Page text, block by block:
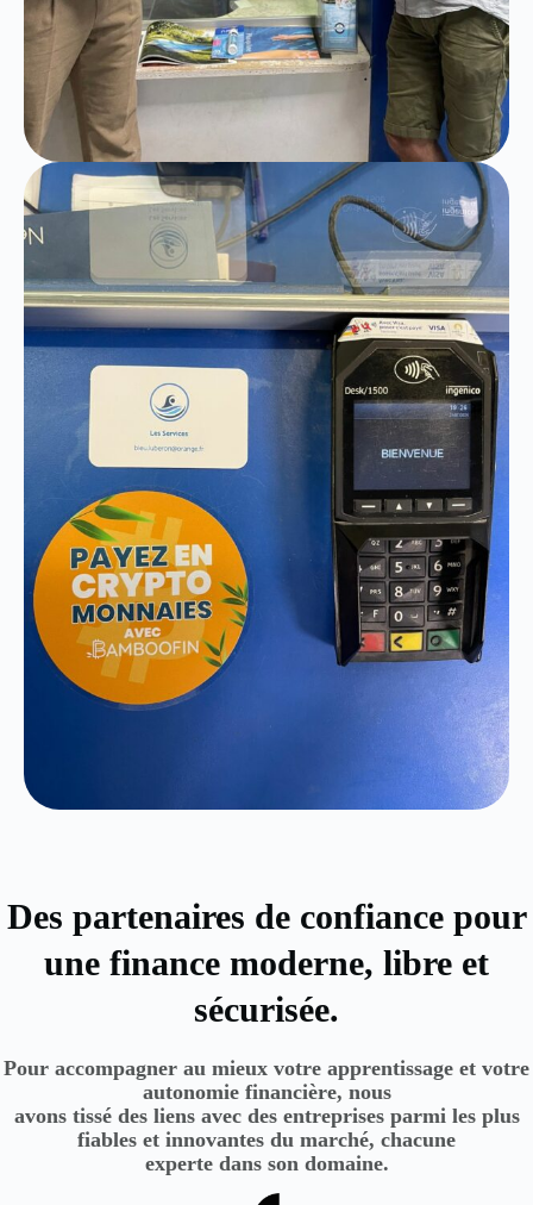
Des partenaires de confiance pour
une finance moderne, libre et
sécurisée.
Pour accompagner au mieux votre apprentissage et votre
autonomie financière, nous
avons tissé des liens avec des entreprises parmi les plus
fiables et innovantes du marché, chacune
experte dans son domaine.